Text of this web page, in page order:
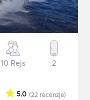
10 Rejs 2
(22 recenzje)
5.0